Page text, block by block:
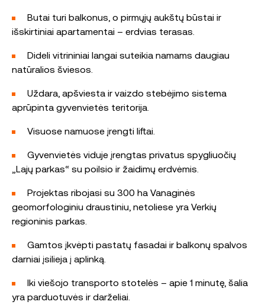
Butai turi balkonus, o pirmųjų aukštų būstai ir
išskirtiniai apartamentai – erdvias terasas.
Dideli vitrininiai langai suteikia namams daugiau
natūralios šviesos.
Uždara, apšviesta ir vaizdo stebėjimo sistema
aprūpinta gyvenvietės teritorija.
Visuose namuose įrengti liftai.
Gyvenvietės viduje įrengtas privatus spygliuočių
„Lajų parkas“ su poilsio ir žaidimų erdvėmis.
Projektas ribojasi su 300 ha Vanaginės
geomorfologiniu draustiniu, netoliese yra Verkių
regioninis parkas.
Gamtos įkvėpti pastatų fasadai ir balkonų spalvos
darniai įsilieja į aplinką.
Iki viešojo transporto stotelės – apie 1 minutę, šalia
yra parduotuvės ir darželiai.